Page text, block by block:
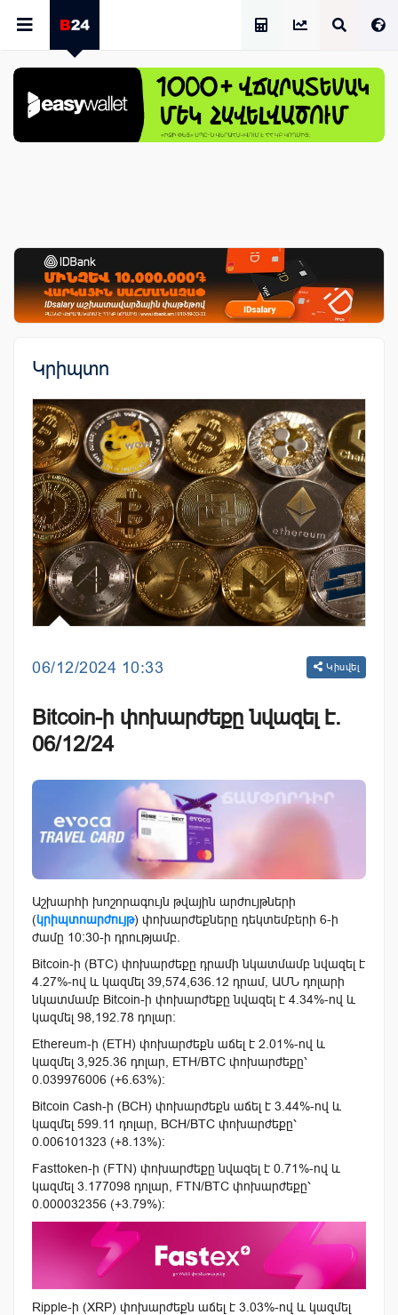
Կրիպտո
06/12/2024 10:33 Կիսվել
Bitcoin-ի փոխարժեքը նվազել է.
06/12/24
Աշխարհի խոշորագույն թվային արժույթների
(կրիպտոարժույթ) փոխարժեքները դեկտեմբերի 6-ի
ժամը 10:30-ի դրությամբ.
Bitcoin-ի (BTC) փոխարժեքը դրամի նկատմամբ նվազել է
4.27%-ով և կազմել 39,574,636.12 դրամ, ԱՄՆ դոլարի
նկատմամբ Bitcoin-ի փոխարժեքը նվազել է 4.34%-ով և
կազմել 98,192.78 դոլար:
Ethereum-ի (ETH) փոխարժեքն աճել է 2.01%-ով և
կազմել 3,925.36 դոլար, ETH/BTC փոխարժեքը՝
0.039976006 (+6.63%):
Bitcoin Cash-ի (BCH) փոխարժեքն աճել է 3.44%-ով և
կազմել 599.11 դոլար, BCH/BTC փոխարժեքը՝
0.006101323 (+8.13%):
Fasttoken-ի (FTN) փոխարժեքը նվազել է 0.71%-ով և
կազմել 3.177098 դոլար, FTN/BTC փոխարժեքը՝
0.000032356 (+3.79%):
Ripple-ի (XRP) փոխարժեքն աճել է 3.03%-ով և կազմել